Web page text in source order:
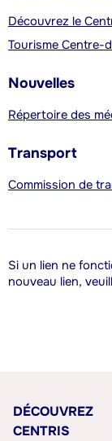
Découvrez le
Tourisme Centre-
Nouvelles
Répertoire des
Transport
Commission de
Si un lien ne
nouveau lien,
DÉCOUVREZ
CENTRIS